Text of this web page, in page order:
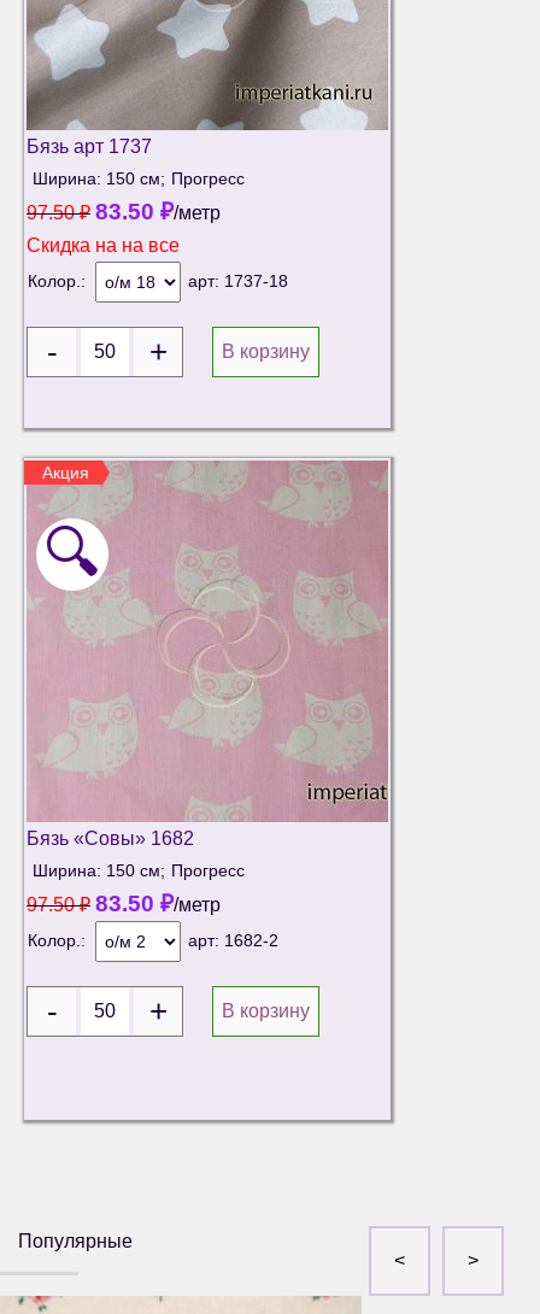
Бязь арт 1737
Ширина: 150 см; Прогресс
97.50₽ 83.50 ₽/метр
Скидка на на все
Колор.: арт: 1737-18
В корзину
Акция
🔍
Бязь «Совы» 1682
Ширина: 150 см; Прогресс
97.50₽ 83.50 ₽/метр
Колор.: арт: 1682-2
В корзину
Популярные